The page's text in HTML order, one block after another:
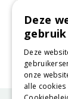
Deze
Deze
onze
alle